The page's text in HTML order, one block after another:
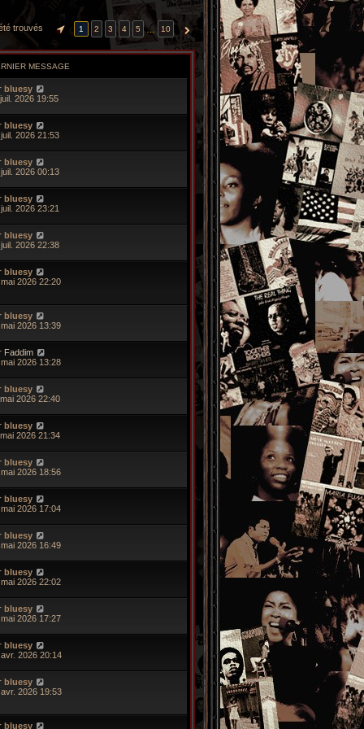
trouvés PAGE1 SUR 10
1 2 3 4 5 … 10 SUIVANTE
MESSAGE
bluesy
2026 19:55
bluesy
2026 21:53
bluesy
2026 00:13
bluesy
2026 23:21
bluesy
2026 22:38
bluesy
2026 22:20
bluesy
2026 13:39
Faddim
2026 13:28
bluesy
2026 22:40
bluesy
2026 21:34
bluesy
2026 18:56
bluesy
2026 17:04
bluesy
2026 16:49
bluesy
2026 22:02
bluesy
2026 17:27
bluesy
2026 20:14
bluesy
2026 19:53
bluesy